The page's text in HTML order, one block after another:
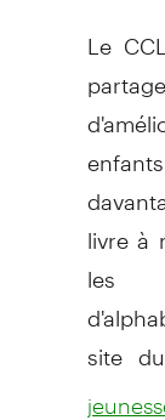
Le
livre à
les
site du